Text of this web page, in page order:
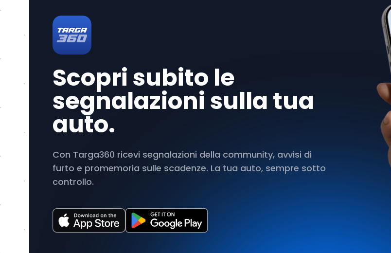
Scopri subito le
segnalazioni sulla tua
auto.
Con Targa360 ricevi segnalazioni della community, avvisi di
furto e promemoria sulle scadenze. La tua auto, sempre sotto
controllo.